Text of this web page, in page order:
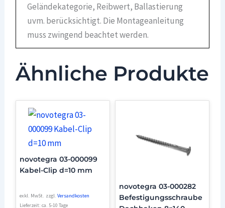
Geländekategorie, Reibwert, Ballastierung
uvm. berücksichtigt. Die Montageanleitung
muss zwingend beachtet werden.
Ähnliche Produkte
novotegra 03-000099
Kabel-Clip d=10 mm
exkl. MwSt. zzgl.Versandkosten
Lieferzeit:ca. 5-10 Tage
novotegra 03-000282
Befestigungsschraube